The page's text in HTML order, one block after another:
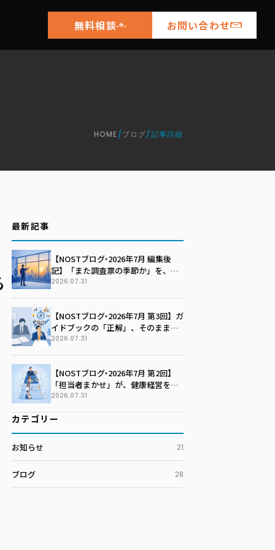
無料相談 お問い合わせ
HOME/ブログ/記事詳細
最新記事
【NOSTブログ‣2026年7月 編集後
記】「また調査票の季節か」を、自
社の未来を語る季節に変える
2026.07.31
【NOSTブログ‣2026年7月 第3回】ガ
イドブックの「正解」、そのまま写
していませんか？100社100通りの戦
2026.07.31
【NOSTブログ‣2026年7月 第2回】
「担当者まかせ」が、健康経営を止
めている。孤独な戦いを終わらせる
2026.07.31
カテゴリー
お知らせ 21
ブログ 28